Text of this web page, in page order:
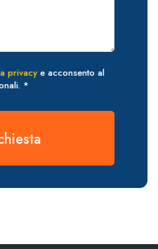
privacy e acconsento al
*